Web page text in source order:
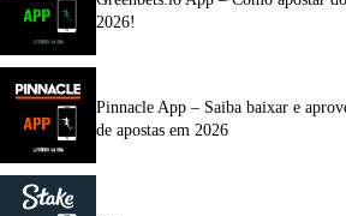
2026!
Pinnacle App – Saiba baixar e
de apostas em 2026